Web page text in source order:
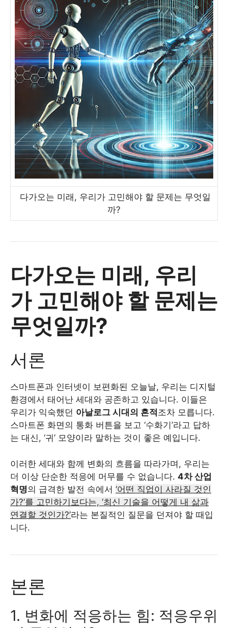
다가오는 미래, 우리가 고민해야 할 문제는 무엇일
까?
다가오는 미래, 우리
가 고민해야 할 문제는
무엇일까?
서론
스마트폰과 인터넷이 보편화된 오늘날, 우리는 디지털
환경에서 태어난 세대와 공존하고 있습니다. 이들은
우리가 익숙했던 아날로그 시대의 흔적 조차 모릅니다.
스마트폰 화면의 통화 버튼을 보고 ‘수화기’라고 답하
는 대신, ‘귀’ 모양이라 말하는 것이 좋은 예입니다.
이러한 세대와 함께 변화의 흐름을 따라가며, 우리는
더 이상 단순한 적응에 머무를 수 없습니다. 4차 산업
혁명의 급격한 발전 속에서 ‘어떤 직업이 사라질 것인
가?’를 고민하기보다는, ‘최신 기술을 어떻게 내 삶과
연결할 것인가?’라는 본질적인 질문을 던져야 할 때입
니다.
본론
1. 변화에 적응하는 힘: 적응우위